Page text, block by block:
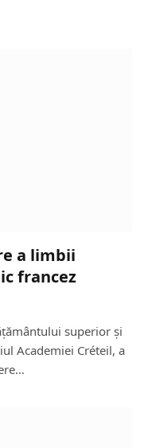
a limbii
francez
superior și
Academiei Créteil, a